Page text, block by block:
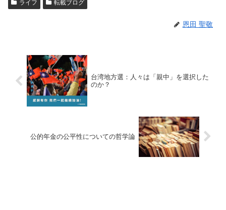
ライフ 転載ブログ
恩田 聖敬
台湾地方選：人々は「親中」を選択した
のか？
公的年金の公平性についての哲学論